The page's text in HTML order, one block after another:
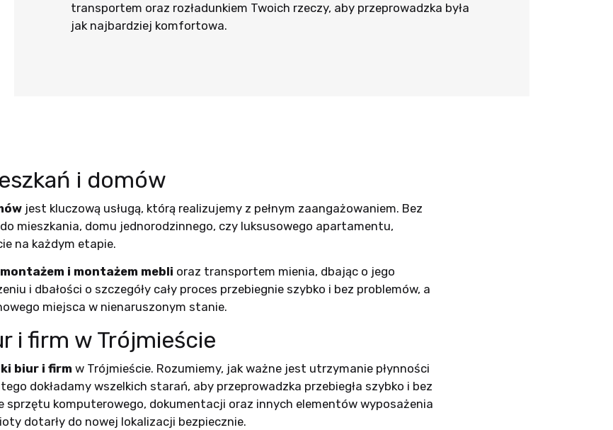
transportem oraz rozładunkiem Twoich rzeczy, aby przeprowadzka była
jak najbardziej komfortowa.
i domów
jest kluczową usługą, którą realizujemy z pełnym zaangażowaniem. Bez
mieszkania, domu jednorodzinnego, czy luksusowego apartamentu,
na każdym etapie.
i montażem mebli oraz transportem mienia, dbając o jego
i dbałości o szczegóły cały proces przebiegnie szybko i bez problemów, a
miejsca w nienaruszonym stanie.
i firm w Trójmieście
biur i firm w Trójmieście. Rozumiemy, jak ważne jest utrzymanie płynności
dokładamy wszelkich starań, aby przeprowadzka przebiegła szybko i bez
sprzętu komputerowego, dokumentacji oraz innych elementów wyposażenia
dotarły do nowej lokalizacji bezpiecznie.